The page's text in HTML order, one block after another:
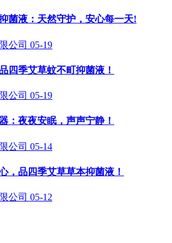
菌液：天然守护，安心每一天!
公司 05-19
四季艾草蚊不町抑菌液！
公司 05-19
：夜夜安眠，声声宁静！
公司 05-14
，品四季艾草草本抑菌液！
公司 05-12